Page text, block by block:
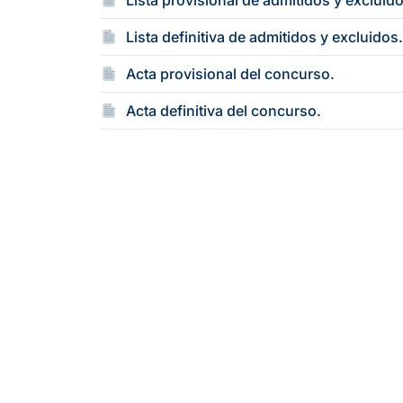
Lista definitiva de admitidos y excluidos.
Acta provisional del concurso.
Acta definitiva del concurso.